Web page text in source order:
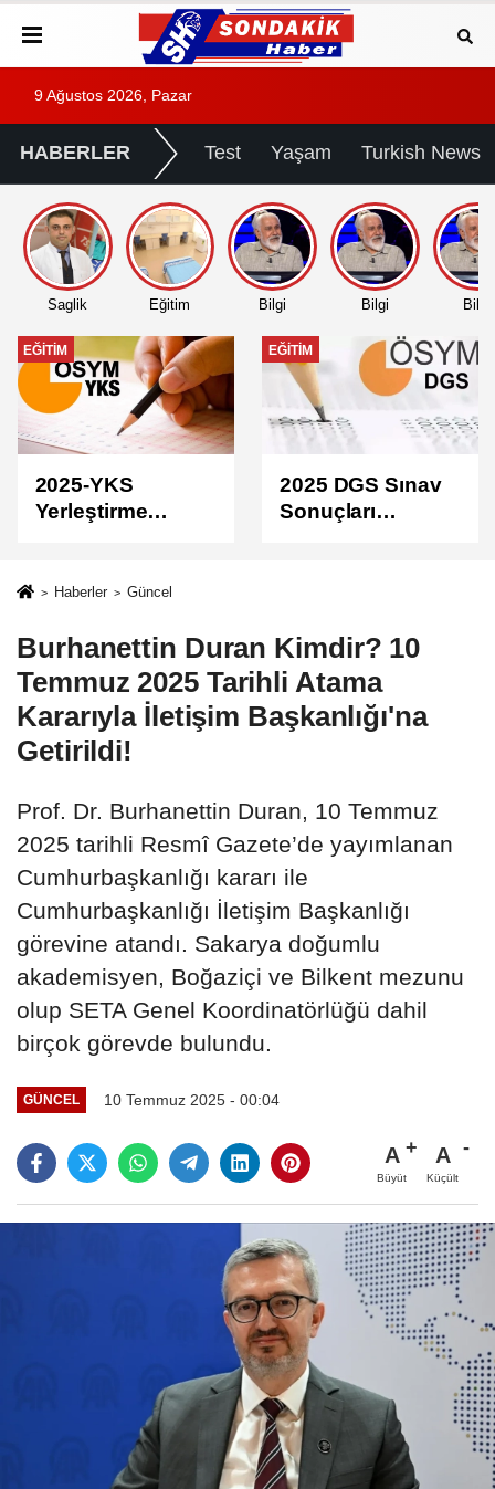
9 Ağustos 2026, Pazar
HABERLER Test Yaşam Turkish News
Saglik Eğitim Bilgi Bilgi Bilgi
EĞITIM
2025-YKS
Yerleştirme
Sonuçlar
Açıldı
EĞITIM
2025 DGS Sınav
Sonuçları
Haberler Güncel
Burhanettin Duran Kimdir? 10
Temmuz 2025 Tarihli Atama
Kararıyla İletişim Başkanlığı'na
Getirildi!
Prof. Dr. Burhanettin Duran, 10 Temmuz
2025 tarihli Resmî Gazete’de yayımlanan
Cumhurbaşkanlığı kararı ile
Cumhurbaşkanlığı İletişim Başkanlığı
görevine atandı. Sakarya doğumlu
akademisyen, Boğaziçi ve Bilkent mezunu
olup SETA Genel Koordinatörlüğü dahil
birçok görevde bulundu.
GÜNCEL 10 Temmuz 2025 - 00:04
A
Büyüt
A
Küçült